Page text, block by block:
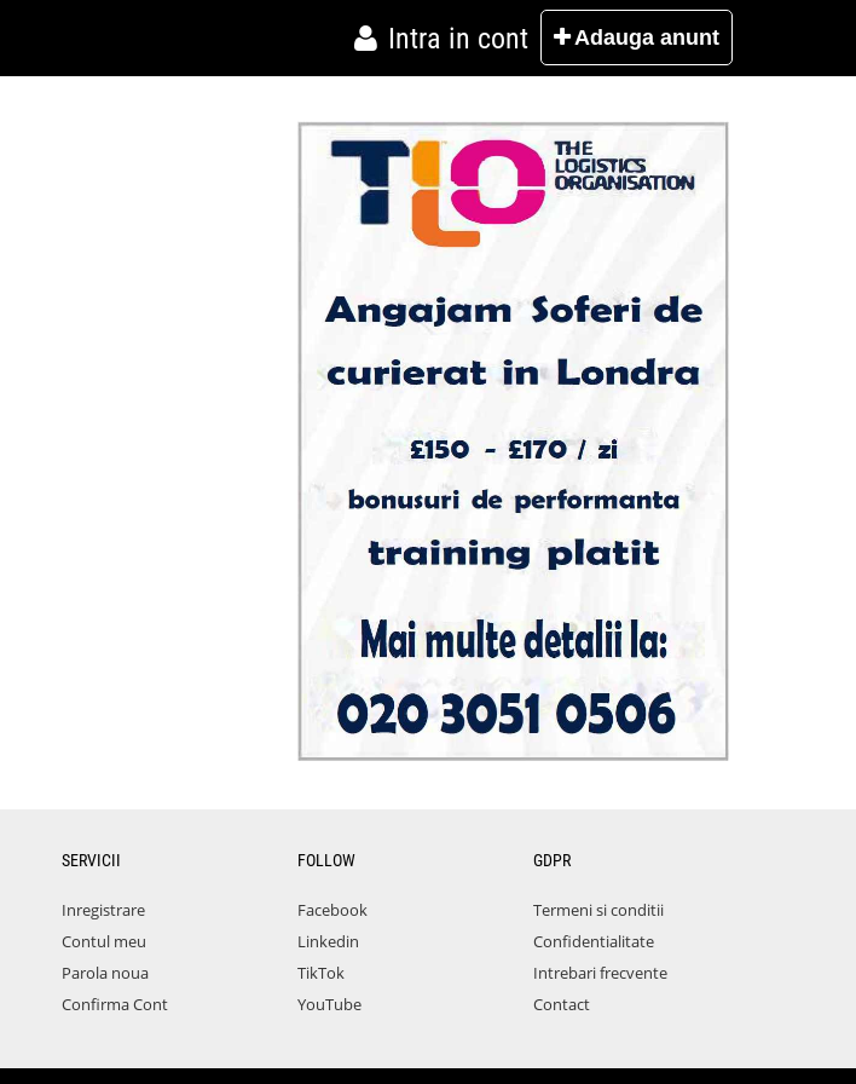
Intra in cont Adauga anunt
SERVICII
Inregistrare
Contul meu
Parola noua
Confirma Cont
FOLLOW
Facebook
Linkedin
TikTok
YouTube
GDPR
Termeni si conditii
Confidentialitate
Intrebari frecvente
Contact